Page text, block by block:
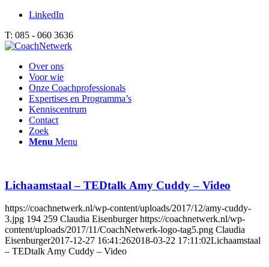
LinkedIn
T: 085 - 060 3636
Over ons
Voor wie
Onze Coachprofessionals
Expertises en Programma’s
Kenniscentrum
Contact
Zoek
Menu Menu
Lichaamstaal – TEDtalk Amy Cuddy – Video
https://coachnetwerk.nl/wp-content/uploads/2017/12/amy-cuddy-
3.jpg 194 259 Claudia Eisenburger https://coachnetwerk.nl/wp-
content/uploads/2017/11/CoachNetwerk-logo-tag5.png Claudia
Eisenburger2017-12-27 16:41:262018-03-22 17:11:02Lichaamstaal
– TEDtalk Amy Cuddy – Video